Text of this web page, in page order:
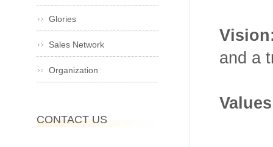
and a
Glories
Sales Network
Organization
CONTACT US